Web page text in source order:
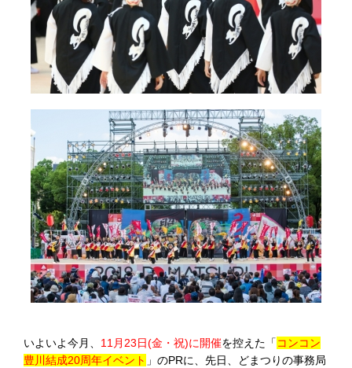
いよいよ今月、 11月23日(金・祝)に開催を控えた「 コンコン
豊川結成20周年イベント 」のPRに、先日、どまつりの事務局